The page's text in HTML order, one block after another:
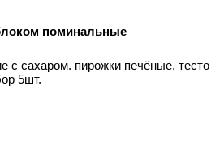
поминальные
с сахаром. пирожки печёные, тесто
5шт.